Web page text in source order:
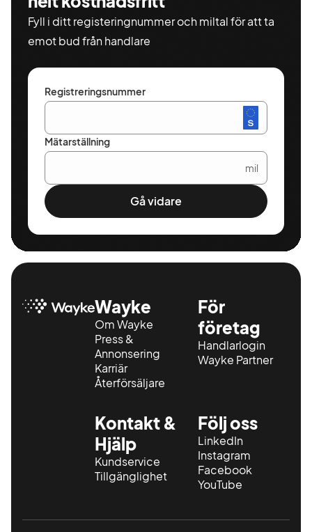
Fyll i ditt registeringnummer och miltal för att ta
emot bud från handlare
Registreringsnummer
Mätarställning
mil
Gå vidare
Wayke
Om Wayke
Press &
Annonsering
Karriär
Återförsäljare
För
företag
Handlarlogin
Wayke Partner
Kontakt &
Hjälp
Kundservice
Tillgänglighet
Följ oss
LinkedIn
Instagram
Facebook
YouTube